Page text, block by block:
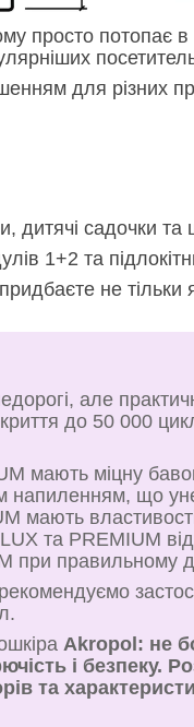
просто потопає в
для різних
дитячі садочки
1+2 та
не тільки
але
до 50 000
мають міцну
напиленням, що
мають
LUX та PREMIUM
при правильному
Akropol: не
і безпеку.
та